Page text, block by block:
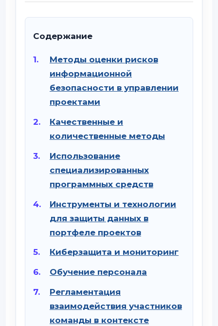
Содержание
Методы оценки рисков
информационной
безопасности в управлении
проектами
Качественные и
количественные методы
Использование
специализированных
программных средств
Инструменты и технологии
для защиты данных в
портфеле проектов
Киберзащита и мониторинг
Обучение персонала
Регламентация
взаимодействия участников
команды в контексте